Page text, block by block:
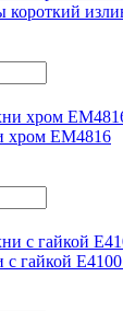
короткий
хром EM4816
с гайкой